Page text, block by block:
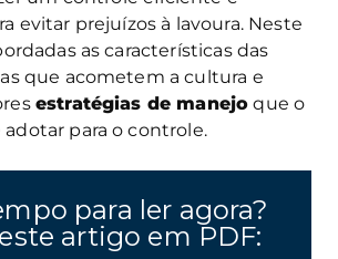
evitar prejuízos à lavoura. Neste
as características das
que acometem a cultura e
estratégias de manejo que o
para o controle.
para ler agora?
artigo em PDF: